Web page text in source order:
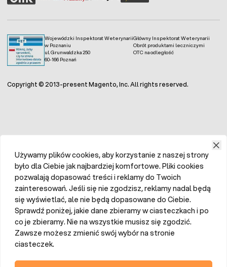
Wojewódzki Inspektorat Weterynarii
w Poznaniu
ul. Grunwaldzka 250
60-166 Poznań
Główny Inspektorat Weterynarii
Obrót produktami leczniczymi
OTC na odległość
Copyright © 2013-present Magento, Inc. All rights reserved.
Używamy plików cookies, aby korzystanie z naszej strony
było dla Ciebie jak najbardziej komfortowe. Pliki cookies
pozwalają dopasować treści i reklamy do Twoich
zainteresowań. Jeśli się nie zgodzisz, reklamy nadal będą
się wyświetlać, ale nie będą dopasowane do Ciebie.
Sprawdź poniżej, jakie dane zbieramy w ciasteczkach i po
co je zbieramy. Nie na wszystkie musisz się zgodzić.
Zawsze możesz zmienić swój wybór na stronie
ciasteczek.